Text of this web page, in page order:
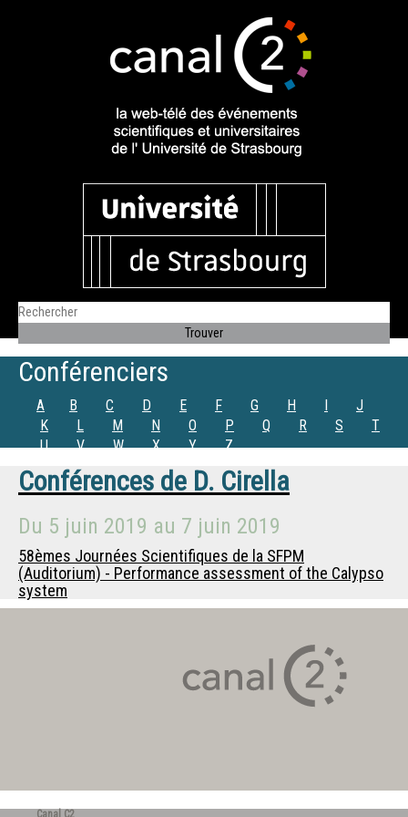
Conférenciers
A B C D E F G H I
J
K
L M N O P Q R S
T
U
V W X Y Z
Conférences de D. Cirella
Du 5 juin 2019 au 7 juin 2019
58èmes Journées Scientifiques de la SFPM
(Auditorium) - Performance assessment of the Calypso
system
Canal C2